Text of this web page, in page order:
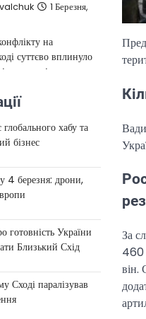
За
460
він.
1 Березня,
на
суттєво вплинуло
подорожі та
удару по
провалу
Anastasiya
17
проти Ірану,
переговори не
результатів.…
глобального хабу та
бізнес
4 березня: дрони,
готовність України
Близький Схід
Сході паралізував